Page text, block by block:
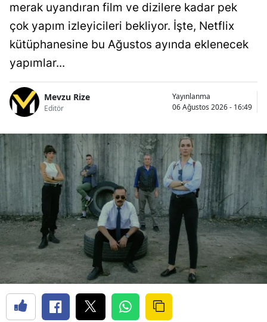
merak uyandıran film ve dizilere kadar pek
çok yapım izleyicileri bekliyor. İşte, Netflix
kütüphanesine bu Ağustos ayında eklenecek
yapımlar...
Mevzu Rize
Editör
Yayınlanma
06 Ağustos 2026 - 16:49